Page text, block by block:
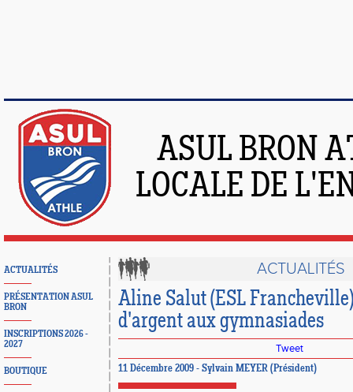
ASUL BRON
LOCALE DE
ACTUALITÉS
PRÉSENTATION ASUL
BRON
INSCRIPTIONS 2026 -
2027
BOUTIQUE
ACTUALITÉS
Aline Salut (ESL
d'argent aux gymnasiades
Tweet
11 Décembre 2009 - Sylvain MEYER (Président)